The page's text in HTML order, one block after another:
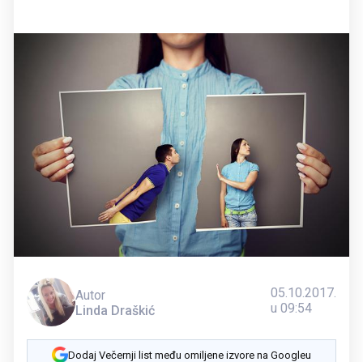
Autor
Linda Draškić
05.10.2017.
u 09:54
Dodaj Večernji list među omiljene izvore na Googleu